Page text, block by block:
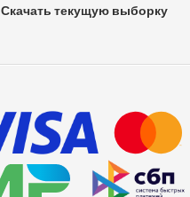
Скачать текущую выборку